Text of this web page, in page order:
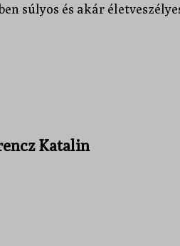
súlyos és akár
Katalin